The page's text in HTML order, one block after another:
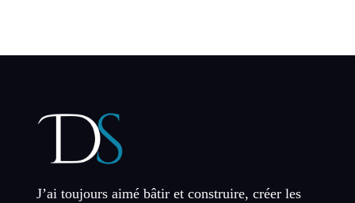
J’ai toujours aimé bâtir et construire, créer les